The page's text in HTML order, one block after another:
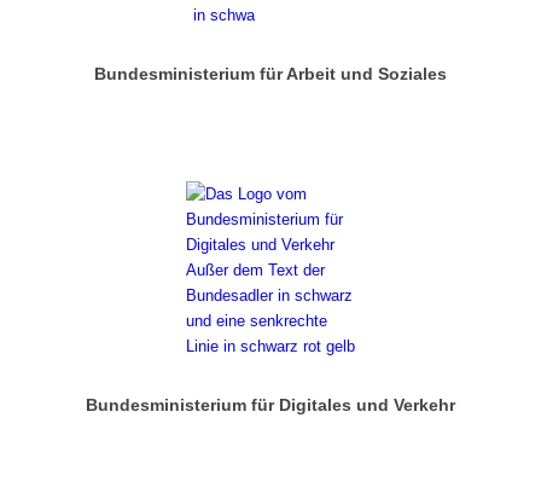
Bundesministerium für Arbeit und Soziales
Bundesministerium für Digitales und Verkehr